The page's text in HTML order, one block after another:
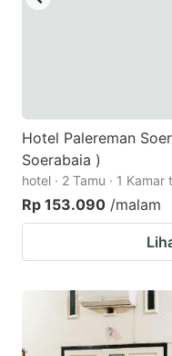
changing
dates.
Hotel Palereman
Soerabaia )
hotel · 2 Tamu · 1 Kamar
Rp 153.090 /malam